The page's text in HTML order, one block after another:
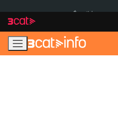
navegació
principal
contingut